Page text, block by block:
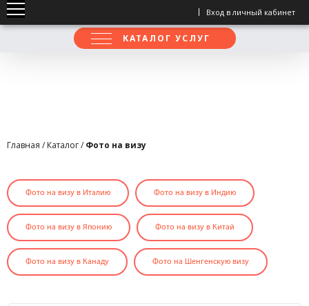
Вход в личный кабинет
КАТАЛОГ УСЛУГ
Главная / Каталог/ Фото на визу
Фото на визу в Италию Фото на визу в Индию
Фото на визу в Японию Фото на визу в Китай
Фото на визу в Канаду Фото на Шенгенскую визу